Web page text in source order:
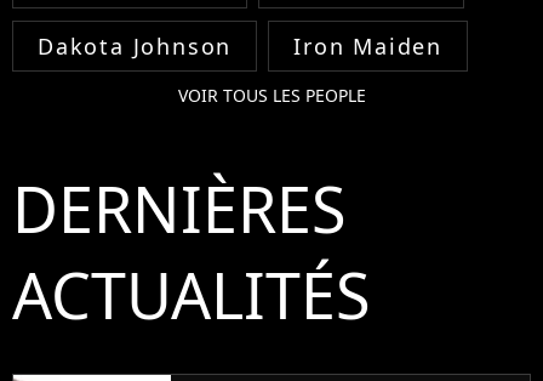
Dakota Johnson Iron Maiden
VOIR TOUS LES PEOPLE
DERNIÈRES
ACTUALITÉS